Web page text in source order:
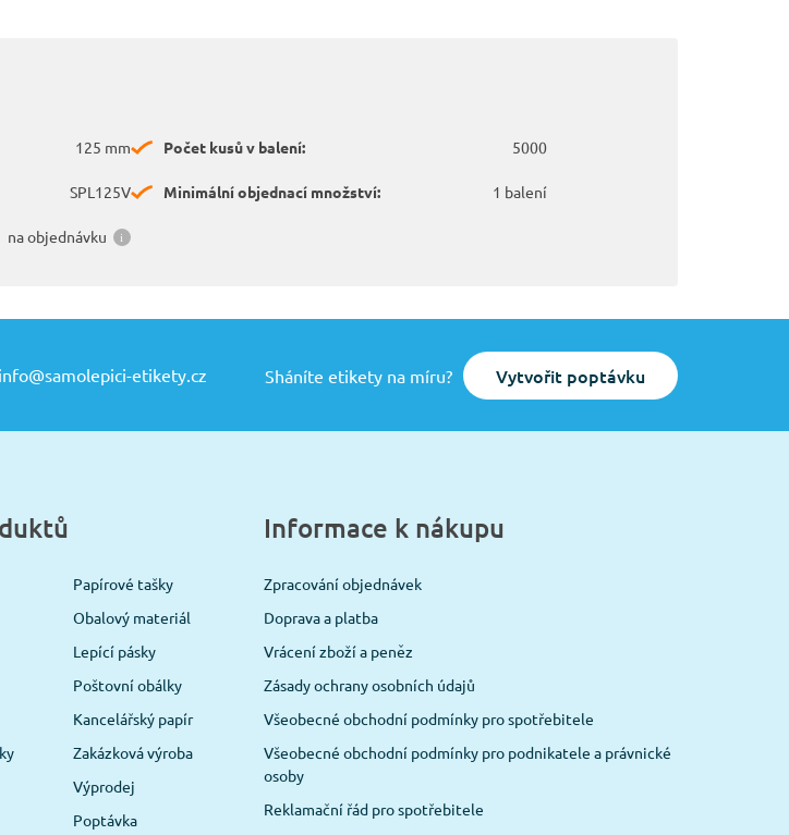
125 mm Počet kusů v balení: 5000
SPL125V Minimální objednací množství: 1 balení
na objednávku
info@samolepici-etikety.cz Sháníte etikety na míru? Vytvořit poptávku
Papírové tašky
Obalový materiál
Lepící pásky
Poštovní obálky
Kancelářský papír
Zakázková výroba
Výprodej
Poptávka
Informace k nákupu
Zpracování objednávek
Doprava a platba
Vrácení zboží a peněz
Zásady ochrany osobních údajů
Všeobecné obchodní podmínky pro spotřebitele
Všeobecné obchodní podmínky pro podnikatele a právnické
osoby
Reklamační řád pro spotřebitele